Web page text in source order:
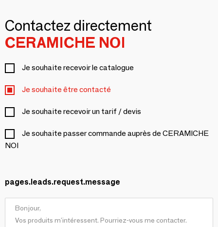
Contactez directement
CERAMICHE NOI
Je souhaite recevoir le catalogue
Je souhaite être contacté
Je souhaite recevoir un tarif / devis
Je souhaite passer commande auprès de CERAMICHE
NOI
pages.leads.request.message